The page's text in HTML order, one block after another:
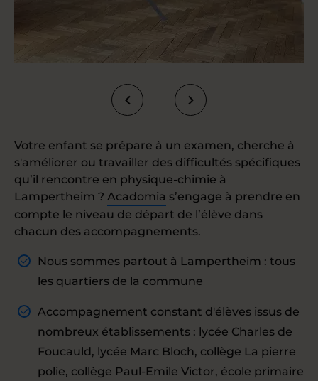
Votre enfant se prépare à un examen, cherche à
s'améliorer ou travailler des difficultés spécifiques
qu’il rencontre en physique-chimie à
Lampertheim ? Acadomia s’engage à prendre en
compte le niveau de départ de l’élève dans
chacun des accompagnements.
Nous sommes partout à Lampertheim : tous
les quartiers de la commune
Accompagnement constant d'élèves issus de
nombreux établissements : lycée Charles de
Foucauld, lycée Marc Bloch, collège La pierre
polie, collège Paul-Emile Victor, école primaire